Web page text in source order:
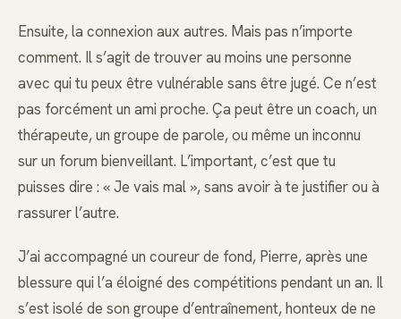
Ensuite, la connexion aux autres. Mais pas n’importe
comment. Il s’agit de trouver au moins une personne
avec qui tu peux être vulnérable sans être jugé. Ce n’est
pas forcément un ami proche. Ça peut être un coach, un
thérapeute, un groupe de parole, ou même un inconnu
sur un forum bienveillant. L’important, c’est que tu
puisses dire : « Je vais mal », sans avoir à te justifier ou à
rassurer l’autre.
J’ai accompagné un coureur de fond, Pierre, après une
blessure qui l’a éloigné des compétitions pendant un an. Il
s’est isolé de son groupe d’entraînement, honteux de ne